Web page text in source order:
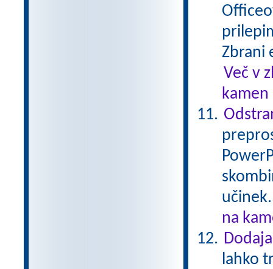
Zbrani
Več v
kamen
na
lahko